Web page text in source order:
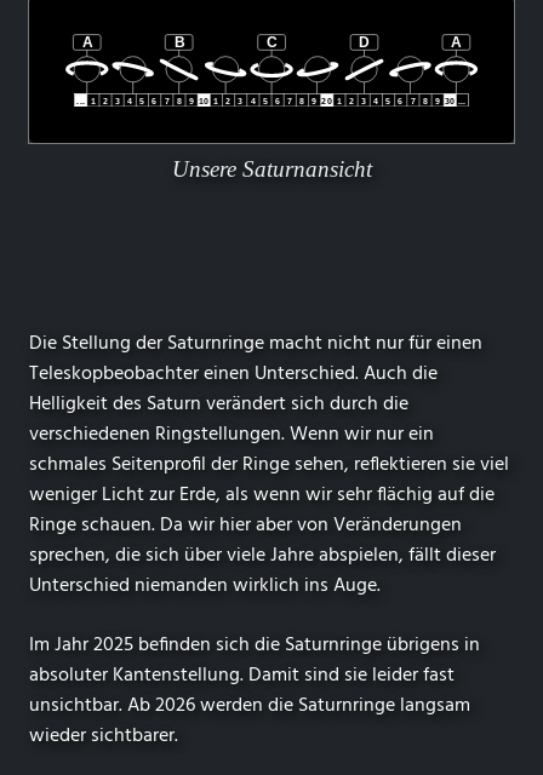
Unsere Saturnansicht
Die Stellung der Saturnringe macht nicht nur für einen
Teleskopbeobachter einen Unterschied. Auch die
Helligkeit des Saturn verändert sich durch die
verschiedenen Ringstellungen. Wenn wir nur ein
schmales Seitenprofil der Ringe sehen, reflektieren sie viel
weniger Licht zur Erde, als wenn wir sehr flächig auf die
Ringe schauen. Da wir hier aber von Veränderungen
sprechen, die sich über viele Jahre abspielen, fällt dieser
Unterschied niemanden wirklich ins Auge.
Im Jahr 2025 befinden sich die Saturnringe übrigens in
absoluter Kantenstellung. Damit sind sie leider fast
unsichtbar. Ab 2026 werden die Saturnringe langsam
wieder sichtbarer.